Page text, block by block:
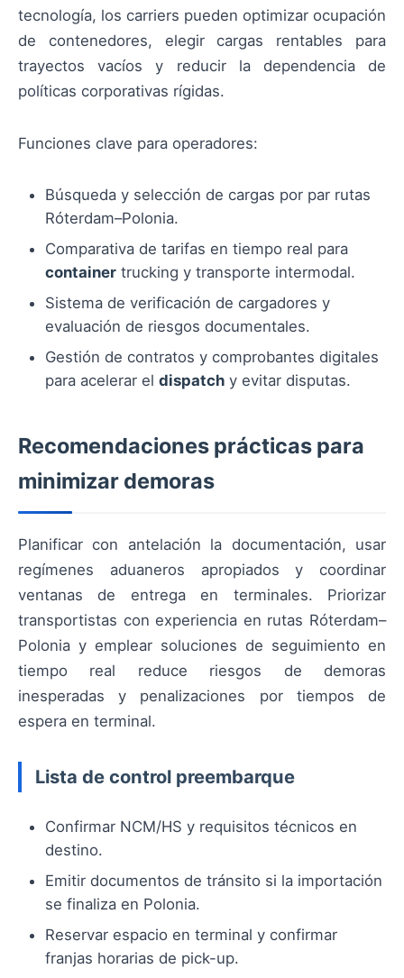
tecnología, los carriers pueden optimizar ocupación
de contenedores, elegir cargas rentables para
trayectos vacíos y reducir la dependencia de
políticas corporativas rígidas.
Funciones clave para operadores:
Búsqueda y selección de cargas por par rutas
Róterdam–Polonia.
Comparativa de tarifas en tiempo real para
container trucking y transporte intermodal.
Sistema de verificación de cargadores y
evaluación de riesgos documentales.
Gestión de contratos y comprobantes digitales
para acelerar el dispatch y evitar disputas.
Recomendaciones prácticas para
minimizar demoras
Planificar con antelación la documentación, usar
regímenes aduaneros apropiados y coordinar
ventanas de entrega en terminales. Priorizar
transportistas con experiencia en rutas Róterdam–
Polonia y emplear soluciones de seguimiento en
tiempo real reduce riesgos de demoras
inesperadas y penalizaciones por tiempos de
espera en terminal.
Lista de control preembarque
Confirmar NCM/HS y requisitos técnicos en
destino.
Emitir documentos de tránsito si la importación
se finaliza en Polonia.
Reservar espacio en terminal y confirmar
franjas horarias de pick-up.